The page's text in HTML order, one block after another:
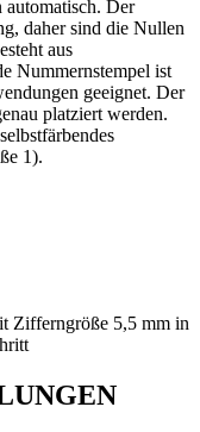
automatisch. Der
daher sind die Nullen
aus
Nummernstempel ist
geeignet. Der
platziert werden.
1).
Zifferngröße 5,5 mm in